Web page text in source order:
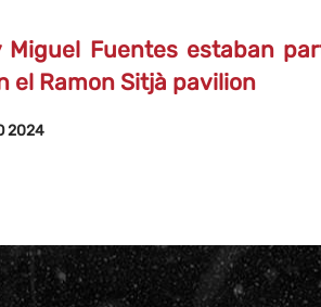
Miguel Fuentes estaban
el Ramon Sitjà pavilion
2024